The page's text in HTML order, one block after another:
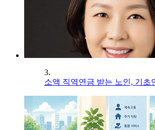
3.
소액 직역연금 받는 노인, 기초